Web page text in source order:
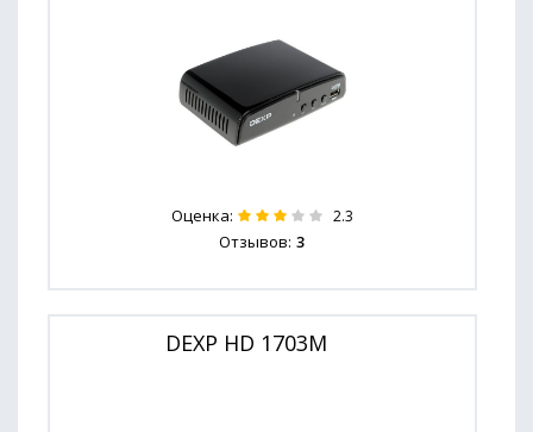
Оценка: 2.3
Отзывов: 3
DEXP HD 1703M